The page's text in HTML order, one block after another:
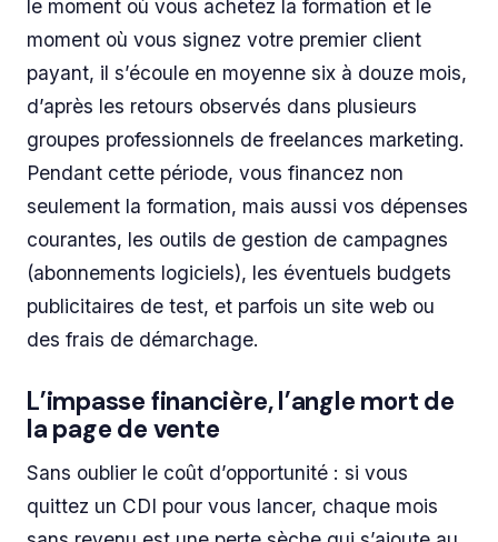
le moment où vous achetez la formation et le
moment où vous signez votre premier client
payant, il s’écoule en moyenne six à douze mois,
d’après les retours observés dans plusieurs
groupes professionnels de freelances marketing.
Pendant cette période, vous financez non
seulement la formation, mais aussi vos dépenses
courantes, les outils de gestion de campagnes
(abonnements logiciels), les éventuels budgets
publicitaires de test, et parfois un site web ou
des frais de démarchage.
L’impasse financière, l’angle mort de
la page de vente
Sans oublier le coût d’opportunité : si vous
quittez un CDI pour vous lancer, chaque mois